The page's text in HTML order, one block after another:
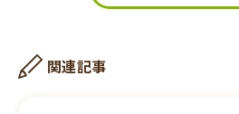
関連記事